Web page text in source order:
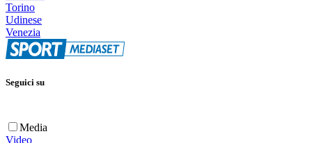
Torino
Udinese
Venezia
Seguici su
Media
Video